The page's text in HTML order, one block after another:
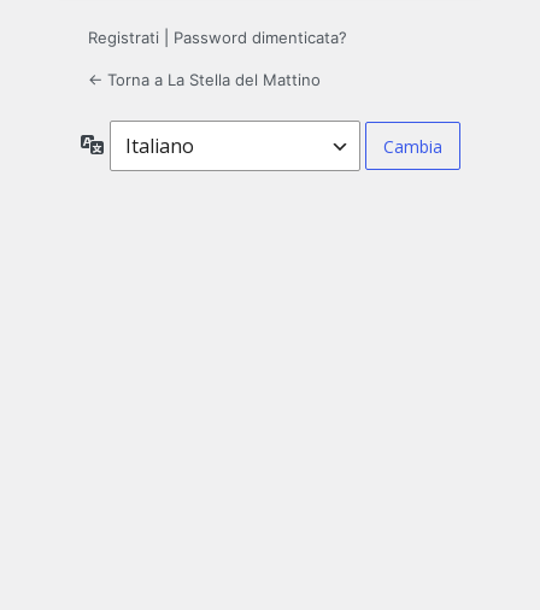
Registrati Password dimenticata?
← Torna a La Stella del Mattino
Lingua